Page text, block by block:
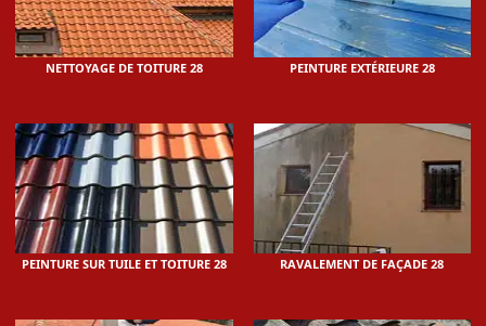
NETTOYAGE DE TOITURE 28 PEINTURE EXTÉRIEURE 28
PEINTURE SUR TUILE ET TOITURE 28 RAVALEMENT DE FAÇADE 28